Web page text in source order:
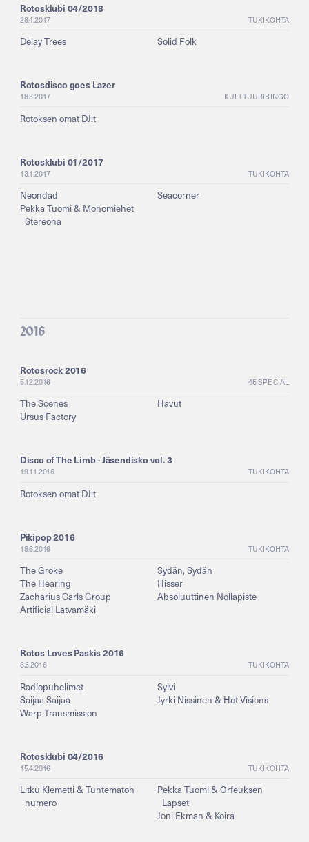
28.4.2017 TUKIKOHTA
Rotosklubi 04/2018
Delay Trees Solid Folk
18.3.2017 KULTTUURIBINGO
Rotosdisco goes Lazer
Rotoksen omat DJ:t
13.1.2017 TUKIKOHTA
Rotosklubi 01/2017
Neondad
Pekka Tuomi & Monomiehet
Stereona
Seacorner
2016
5.12.2016 45 SPECIAL
Rotosrock 2016
The Scenes
Ursus Factory
Havut
19.11.2016 TUKIKOHTA
Disco of The Limb - Jäsendisko vol. 3
Rotoksen omat DJ:t
18.6.2016 TUKIKOHTA
Pikipop 2016
The Groke
The Hearing
Zacharius Carls Group
Artificial Latvamäki
Sydän, Sydän
Hisser
Absoluuttinen Nollapiste
6.5.2016 TUKIKOHTA
Rotos Loves Paskis 2016
Radiopuhelimet
Saijaa Saijaa
Warp Transmission
Sylvi
Jyrki Nissinen & Hot Visions
15.4.2016 TUKIKOHTA
Rotosklubi 04/2016
Litku Klemetti & Tuntematon
numero
Pekka Tuomi & Orfeuksen
Lapset
Joni Ekman & Koira